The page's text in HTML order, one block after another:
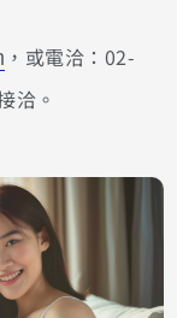
，或電洽：02-
洽。